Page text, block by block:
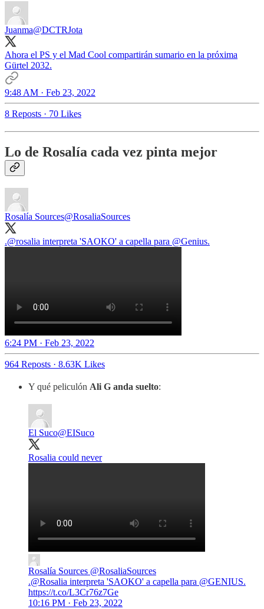
Juanma@DCTRJota
Ahora el PS y el Mad Cool compartirán sumario en la próxima
Gürtel 2032.
9:48 AM · Feb 23, 2022
8 Reposts · 70 Likes
Lo de Rosalía cada vez pinta mejor
Rosalía Sources@RosaliaSources
.@rosalia interpreta 'SAOKO' a capella para @Genius.
6:24 PM · Feb 23, 2022
964 Reposts · 8.63K Likes
Y qué peliculón Ali G anda suelto:
El Suco@EISuco
Rosalia could never
Rosalía Sources @RosaliaSources
.@Rosalia interpreta 'SAOKO' a capella para @GENIUS.
https://t.co/L3Cr76z7Ge
10:16 PM · Feb 23, 2022